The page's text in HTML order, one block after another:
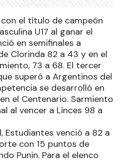
el título de campeón
U17 al ganar el
en semifinales a
Clorinda 82 a 43 y en el
73 a 68. El tercer
superó a Argentinos del
se desarrolló en
el Centenario. Sarmiento
al vencer a Linces 98 a
Estudiantes venció a 82 a
con 15 puntos de
Punin. Para el elenco